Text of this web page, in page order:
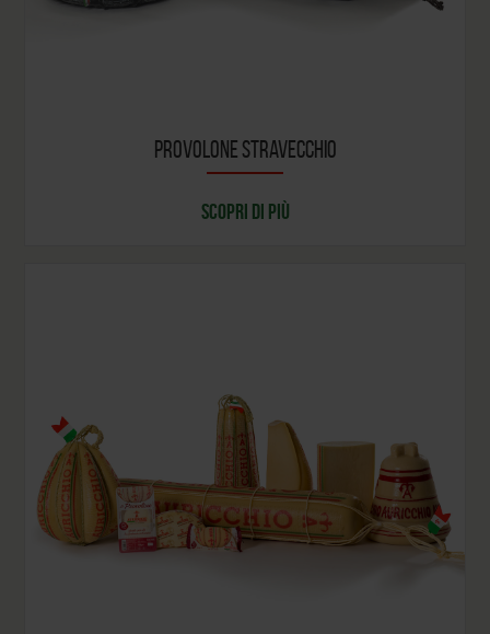
PROVOLONE STRAVECCHIO
SCOPRI DI PIÙ